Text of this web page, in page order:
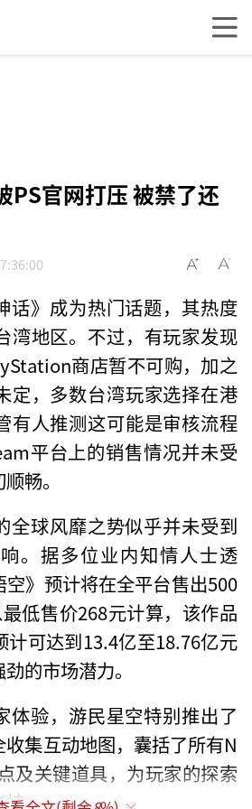
PS官网打压 被禁了还
话》成为热门话题，其热度
湾地区。不过，有玩家发现
商店暂不可购，加之
定，多数台湾玩家选择在港
有人推测这可能是审核流程
平台上的销售情况并未受
畅。
全球风靡之势似乎并未受到
。据多位业内知情人士透
》预计将在全平台售出500
低售价268元计算，该作品
计可达到13.4亿至18.76亿元
的市场潜力。
体验，游民星空特别推出了
收集互动地图，囊括了所有N
及关键道具，为玩家的探索
持。